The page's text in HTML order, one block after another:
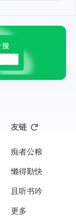
友链
痴者公粮
懒得勤快
且听书吟
更多